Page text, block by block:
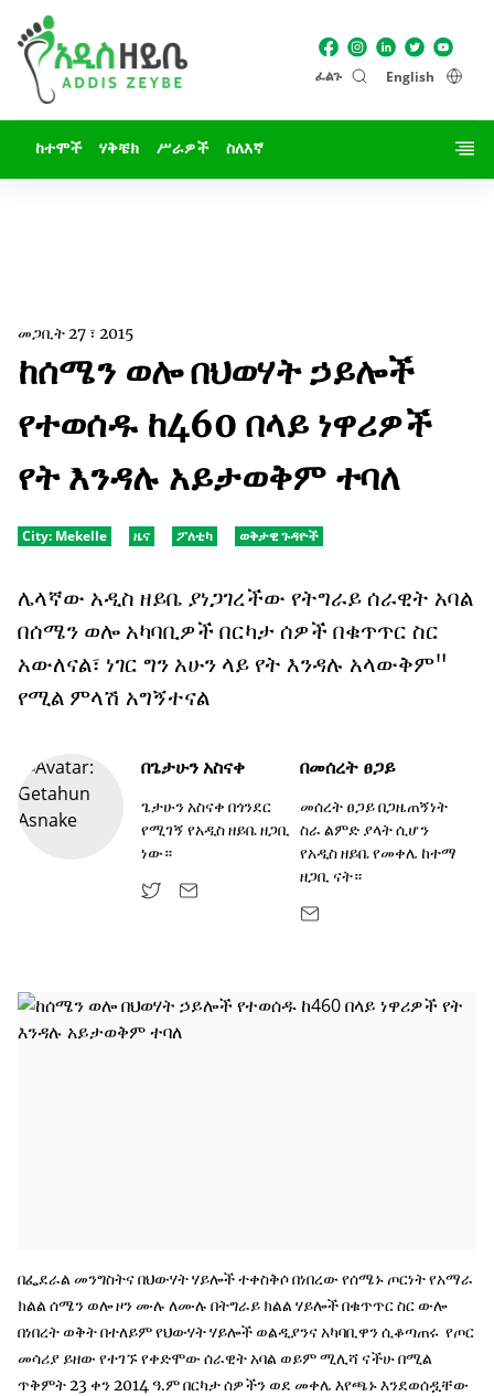
ፈልጉ English
ከተሞች ሃቅቼክ ሥራዎች ስለእኛ
መጋቢት 27 ፣ 2015
ከሰሜን ወሎ በህወሃት ኃይሎች
የተወሰዱ ከ460 በላይ ነዋሪዎች
የት እንዳሉ አይታወቅም ተባለ
City: Mekelle ዜና ፖለቲካ ወቅታዊ ጉዳዮች
ሌላኛው አዲስ ዘይቤ ያነጋገረችው የትግራይ ሰራዊት አባል
በሰሜን ወሎ አካባቢዎች በርካታ ሰዎች በቁጥጥር ስር
አውለናል፣ ነገር ግን አሁን ላይ የት እንዳሉ አላውቅም"
የሚል ምላሽ አግኝተናል
በጌታሁን አስናቀ
ጌታሁን አስናቀ በጎንደር
የሚገኝ የአዲስ ዘይቤ ዘጋቢ
ነው።
በመሰረት ፀጋይ
መሰረት ፀጋይ በጋዜጠኝነት
ስራ ልምድ ያላት ሲሆን
የአዲስ ዘይቤ የመቀሌ ከተማ
ዘጋቢ ናት።
በፌደራል መንግስትና በህውሃት ሃይሎች ተቀስቅሶ በነበረው የሰሜኑ ጦርነት የአማራ
ክልል ሰሜን ወሎ ዞን ሙሉ ለሙሉ በትግራይ ክልል ሃይሎች በቁጥጥር ስር ውሎ
በነበረት ወቅት በተለይም የህውሃት ሃይሎች ወልዲያንና አካባቢዋን ሲቆጣጠሩ የጦር
መሳሪያ ይዘው የተገኙ የቀድሞው ሰራዊት አባል ወይም ሚሊሻ ናችሁ በሚል
ጥቅምት 23 ቀን 2014 ዓ.ም በርካታ ሰዎችን ወደ መቀሌ እየጫኑ እንደወሰዷቸው